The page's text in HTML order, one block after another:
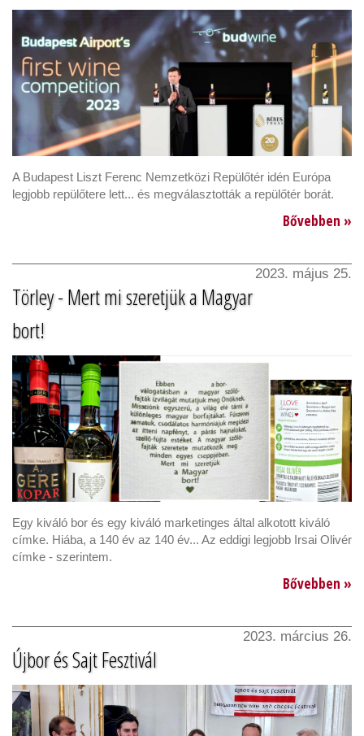
A Budapest Liszt Ferenc Nemzetközi Repülőtér idén Európa
legjobb repülőtere lett... és megválasztották a repülőtér borát.
Bővebben »
2023. május 25.
Törley - Mert mi szeretjük a Magyar
bort!
Egy kiváló bor és egy kiváló marketinges által alkotott kiváló
címke. Hiába, a 140 év az 140 év... Az eddigi legjobb Irsai Olivér
címke - szerintem.
Bővebben »
2023. március 26.
Újbor és Sajt Fesztivál